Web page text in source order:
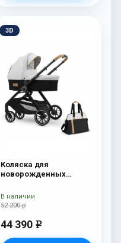
3D
Коляска для
новорожденных
сумка Sahara
52 200 р
44 390 e
В наличии